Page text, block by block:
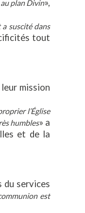
plan Divin»,
a suscité dans
tout
mission
l’Église
humbles» a
et de la
du services
est